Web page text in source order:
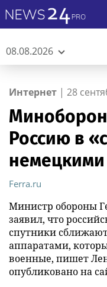
08.08.2026
Интернет | 28
Россию в
немецкими
Ferra.ru
Министр обороны
заявил, что
спутники
аппаратами,
военные, пишет
опубликовано на